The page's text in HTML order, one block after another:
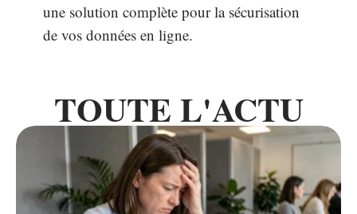
une solution complète pour la sécurisation
de vos données en ligne.
TOUTE L'ACTU